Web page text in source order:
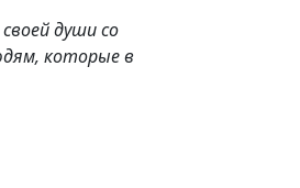
души со
которые в